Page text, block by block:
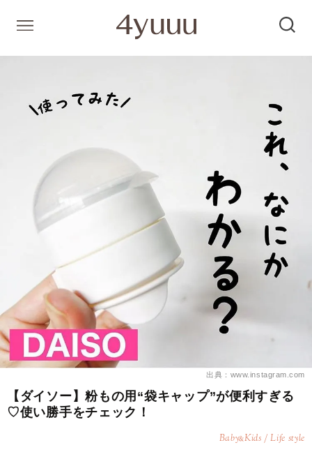
出典：www.instagram.com
【ダイソー】粉もの用“袋キャップ”が便利すぎる
♡使い勝手をチェック！
Baby&Kids / Life style